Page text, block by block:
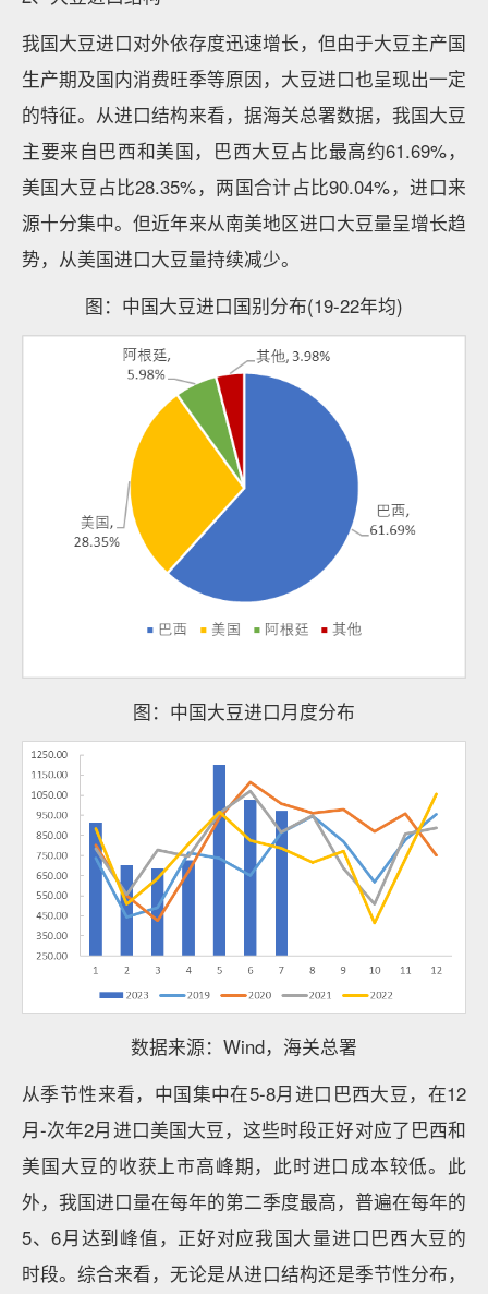
我国大豆进口对外依存度迅速增长，但由于大豆主产国
生产期及国内消费旺季等原因，大豆进口也呈现出一定
的特征。从进口结构来看，据海关总署数据，我国大豆
主要来自巴西和美国，巴西大豆占比最高约61.69%，
美国大豆占比28.35%，两国合计占比90.04%，进口来
源十分集中。但近年来从南美地区进口大豆量呈增长趋
势，从美国进口大豆量持续减少。
图：中国大豆进口国别分布(19-22年均)
图：中国大豆进口月度分布
数据来源：Wind，海关总署
从季节性来看，中国集中在5-8月进口巴西大豆，在12
月-次年2月进口美国大豆，这些时段正好对应了巴西和
美国大豆的收获上市高峰期，此时进口成本较低。此
外，我国进口量在每年的第二季度最高，普遍在每年的
5、6月达到峰值，正好对应我国大量进口巴西大豆的
时段。综合来看，无论是从进口结构还是季节性分布，